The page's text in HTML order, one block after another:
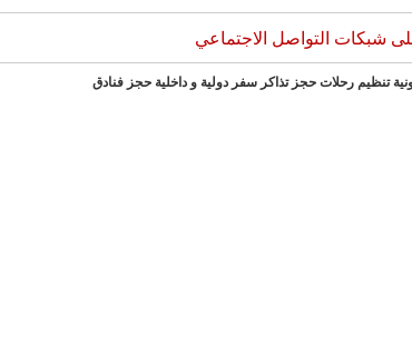
شبكات التواصل الاجتماعي
تنظيم رحلات حجز تذاكر سفر دولية و داخلية حجز فنادق